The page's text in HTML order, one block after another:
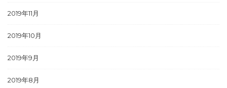
2019年11月
2019年10月
2019年9月
2019年8月